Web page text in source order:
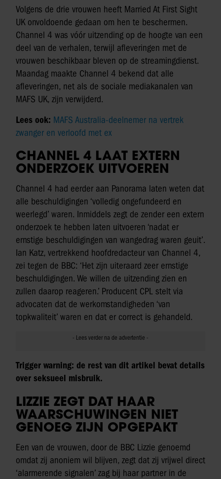
Volgens de drie vrouwen heeft Married At First Sight
UK onvoldoende gedaan om hen te beschermen.
Channel 4 was vóór uitzending op de hoogte van een
deel van de verhalen, terwijl afleveringen met de
vrouwen beschikbaar bleven op de streamingdienst.
Maandag maakte Channel 4 bekend dat alle
afleveringen, net als de sociale mediakanalen van
MAFS UK, zijn verwijderd.
Lees ook: MAFS Australia-deelnemer na vertrek
zwanger en verloofd met ex
CHANNEL 4 LAAT EXTERN
ONDERZOEK UITVOEREN
Channel 4 had eerder aan Panorama laten weten dat
alle beschuldigingen ‘volledig ongefundeerd en
weerlegd’ waren. Inmiddels zegt de zender een extern
onderzoek te hebben laten uitvoeren ‘nadat er
ernstige beschuldigingen van wangedrag waren geuit’.
Ian Katz, vertrekkend hoofdredacteur van Channel 4,
zei tegen de BBC: ‘Het zijn uiteraard zeer ernstige
beschuldigingen. We willen de uitzending zien en
zullen daarop reageren.’ Producent CPL stelt via
advocaten dat de werkomstandigheden ‘van
topkwaliteit’ waren en dat er correct is gehandeld.
Trigger warning: de rest van dit artikel bevat details
over seksueel misbruik.
LIZZIE ZEGT DAT HAAR
WAARSCHUWINGEN NIET
GENOEG ZIJN OPGEPAKT
Een van de vrouwen, door de BBC Lizzie genoemd
omdat zij anoniem wil blijven, zegt dat zij vrijwel direct
‘alarmerende signalen’ zag bij haar partner in de